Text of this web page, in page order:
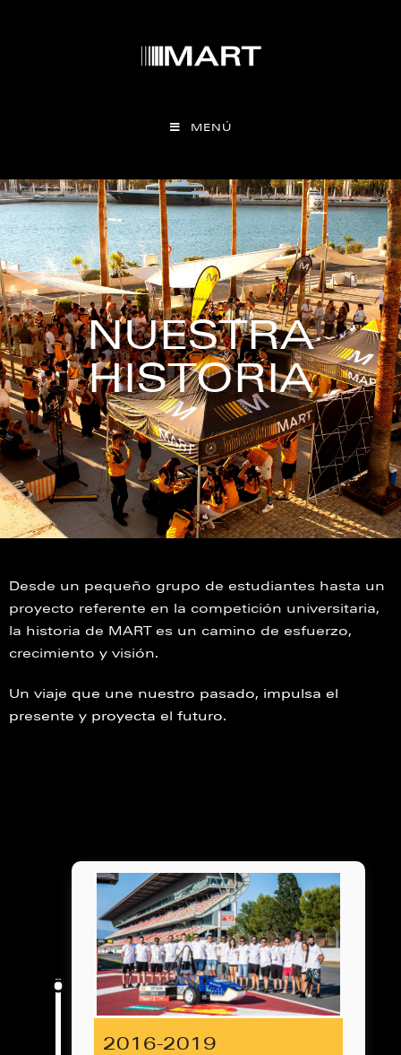
MENÚ
NUESTRA
HISTORIA
Desde un pequeño grupo de estudiantes hasta un
proyecto referente en la competición universitaria,
la historia de MART es un camino de esfuerzo,
crecimiento y visión.
Un viaje que une nuestro pasado, impulsa el
presente y proyecta el futuro.
2016-2019